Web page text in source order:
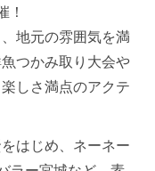
！
地元の雰囲気を満
つかみ取り大会や
しさ満点のアクテ
はじめ、ネーネー